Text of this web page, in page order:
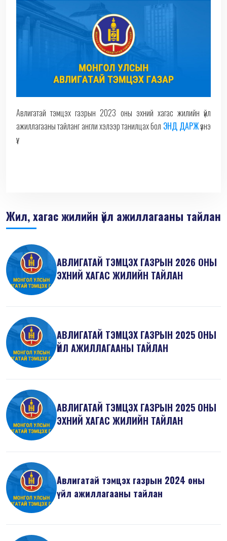
Авлигатай тэмцэх газрын 2023 оны эхний хагас жилийн үйл
ажиллагааны тайланг англи хэлээр танилцах бол ЭНД ДАРЖүзнэ
үү.
Жил, хагас жилийн үйл ажиллагааны тайлан
АВЛИГАТАЙ ТЭМЦЭХ ГАЗРЫН 2026 ОНЫ
ЭХНИЙ ХАГАС ЖИЛИЙН ТАЙЛАН
АВЛИГАТАЙ ТЭМЦЭХ ГАЗРЫН 2025 ОНЫ
ҮЙЛ АЖИЛЛАГААНЫ ТАЙЛАН
АВЛИГАТАЙ ТЭМЦЭХ ГАЗРЫН 2025 ОНЫ
ЭХНИЙ ХАГАС ЖИЛИЙН ТАЙЛАН
Авлигатай тэмцэх газрын 2024 оны
үйл ажиллагааны тайлан